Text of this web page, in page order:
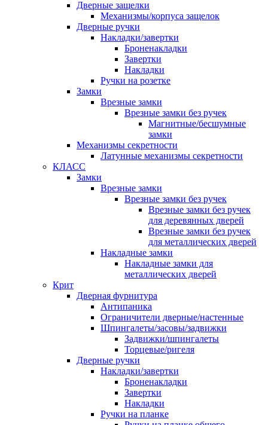
Дверные защелки
Механизмы/корпуса защелок
Дверные ручки
Накладки/завертки
Броненакладки
Завертки
Накладки
Ручки на розетке
Замки
Врезные замки
Врезные замки без ручек
Магнитные/бесшумные
замки
Механизмы секретности
Латунные механизмы секретности
КЛАСС
Замки
Врезные замки
Врезные замки без ручек
Врезные замки без ручек
для деревянных дверей
Врезные замки без ручек
для металлических дверей
Накладные замки
Накладные замки для
металлических дверей
Крит
Дверная фурнитура
Антипаника
Ограничители дверные/настенные
Шпингалеты/засовы/задвижки
Задвижки/шпингалеты
Торцевые/ригеля
Дверные ручки
Накладки/завертки
Броненакладки
Завертки
Накладки
Ручки на планке